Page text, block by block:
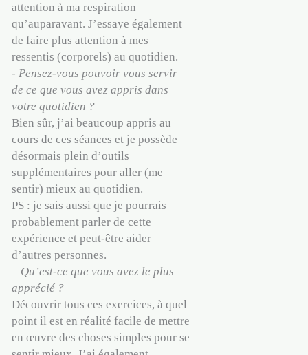
attention à ma respiration
qu’auparavant. J’essaye également
de faire plus attention à mes
ressentis (corporels) au quotidien.
-Pensez-vous pouvoir vous servir
de ce que vous avez appris dans
votre quotidien ?
Bien sûr, j’ai beaucoup appris au
cours de ces séances et je possède
désormais plein d’outils
supplémentaires pour aller (me
sentir) mieux au quotidien.
PS : je sais aussi que je pourrais
probablement parler de cette
expérience et peut-être aider
d’autres personnes.
– Qu’est-ce que vous avez le plus
apprécié ?
Découvrir tous ces exercices, à quel
point il est en réalité facile de mettre
en œuvre des choses simples pour se